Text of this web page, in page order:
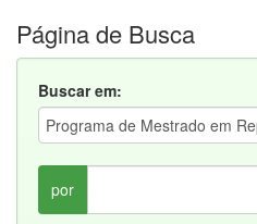
Página de Busca
Buscar em:
por